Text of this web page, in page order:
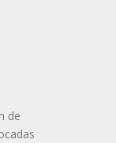
de